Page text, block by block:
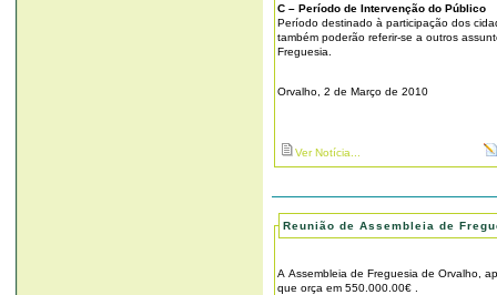
C – Período de Intervenção do Público
Período destinado à participação dos
também poderão referir-se a outros
Freguesia.
Orvalho, 2 de Março de 2010
Ver Notícia...
Reunião de Assembleia de
A Assembleia de Freguesia de Orvalho,
que orça em 550.000.00€ .